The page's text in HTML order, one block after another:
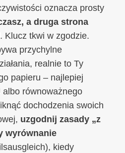
oznacza prosty
a druga strona
. Klucz tkwi w zgodzie.
przychylne
realnie to Ty
papieru – najlepiej
równoważnego
dochodzenia swoich
uzgodnij zasady „z
wyrównanie
kiedy